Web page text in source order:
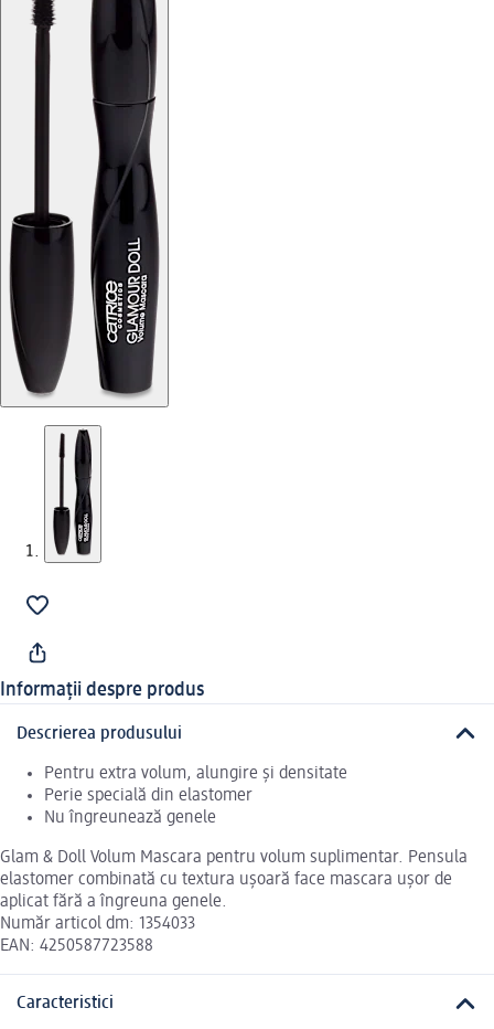
Informații despre produs
Descrierea produsului
Pentru extra volum, alungire și densitate
Perie specială din elastomer
Nu îngreunează genele
Glam & Doll Volum Mascara pentru volum suplimentar. Pensula
elastomer combinată cu textura ușoară face mascara ușor de
aplicat fără a îngreuna genele.
Număr articol dm: 1354033
EAN: 4250587723588
Caracteristici